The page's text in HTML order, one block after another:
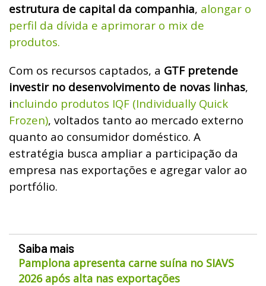
estrutura de capital da companhia, alongar o
perfil da dívida e aprimorar o mix de
produtos.
Com os recursos captados, a GTF pretende
investir no desenvolvimento de novas linhas,
incluindo produtos IQF (Individually Quick
Frozen), voltados tanto ao mercado externo
quanto ao consumidor doméstico. A
estratégia busca ampliar a participação da
empresa nas exportações e agregar valor ao
portfólio.
Saiba mais
Pamplona apresenta carne suína no SIAVS
2026 após alta nas exportações